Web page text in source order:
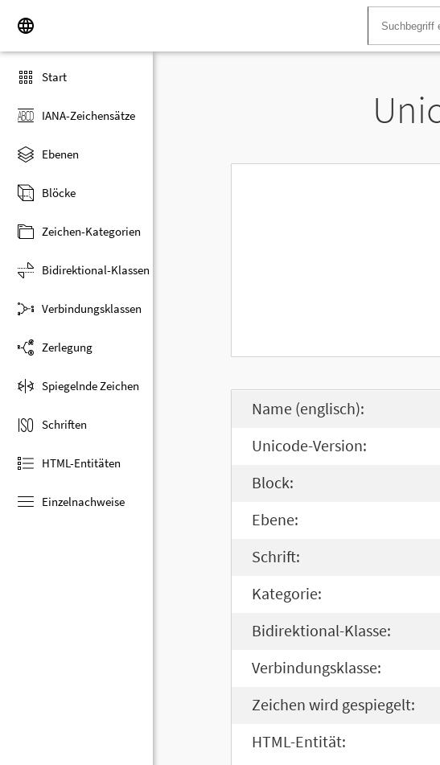
Start
IANA-Zeichensätze
Ebenen
Blöcke
Zeichen-Kategorien
Bidirektional-Klassen
Verbindungsklassen
Zerlegung
Spiegelnde Zeichen
Schriften
HTML-Entitäten
Einzelnachweise
Name (englisch):
Unicode-Version:
Block:
Ebene:
Schrift:
Kategorie:
Bidirektional-Klasse:
Verbindungsklasse:
Zeichen wird gespiegelt:
HTML-Entität: